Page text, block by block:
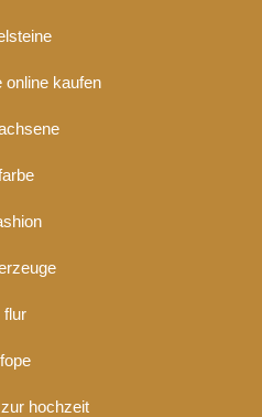
online kaufen
flur
fope
hochzeit